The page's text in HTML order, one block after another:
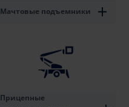
Мачтовые подъемники
Прицепные